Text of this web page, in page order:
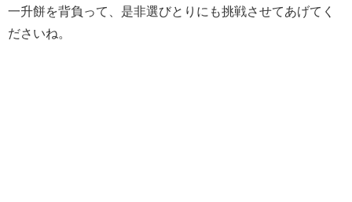
一升餅を背負って、是非選びとりにも挑戦させてあげてく
ださいね。